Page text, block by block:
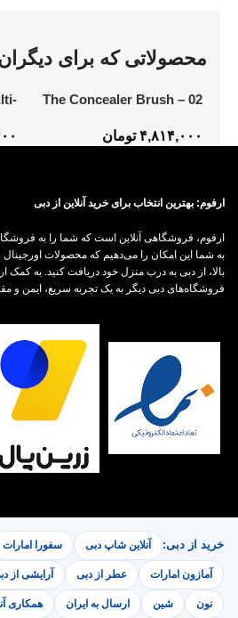
محصولاتی که برای
02 The Concealer Brush –
Application In Half The Time
۴,۸۱۴,۰۰۰ تومان
ارفوم: بهترین انتخاب برای خرید آنلاین از دبی
ارفوم، فروشگاهی آنلاین است که شما را به
به شما این امکان را می‌دهیم که محصولات
بالا، از دبی به درب منزل خود دریافت کنید. به کمک
فروشگاه‌های دبی دیگر به یک تجربه سریع، ایمن و
خرید از دبی: آنلاین شاپ دبی سفورا امارات
آمازون امارات عطر از دبی آرایشی از
نون شین ارسال به ایران همکاری